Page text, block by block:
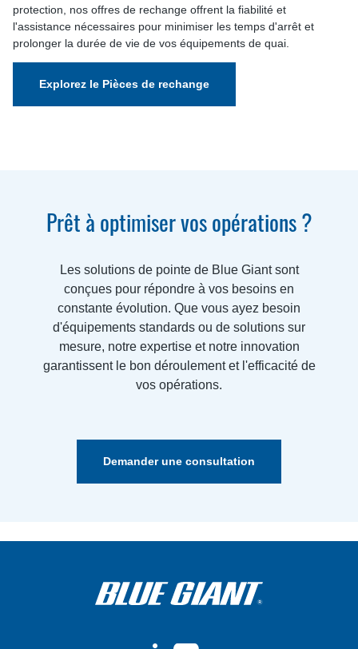
protection, nos offres de rechange offrent la fiabilité et
l'assistance nécessaires pour minimiser les temps d'arrêt et
prolonger la durée de vie de vos équipements de quai.
Explorez le Pièces de rechange
Prêt à optimiser vos opérations ?
Les solutions de pointe de Blue Giant sont
conçues pour répondre à vos besoins en
constante évolution. Que vous ayez besoin
d'équipements standards ou de solutions sur
mesure, notre expertise et notre innovation
garantissent le bon déroulement et l'efficacité de
vos opérations.
Demander une consultation